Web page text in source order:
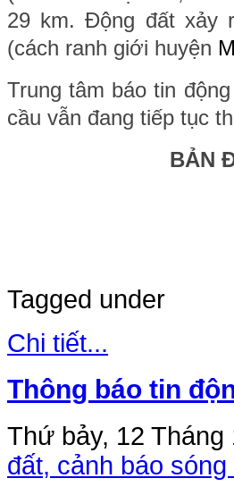
29 km. Động đất xảy
(cách ranh giới huyện
Trung tâm báo tin
cầu vẫn đang tiếp tục
BẢN
Tagged under
Chi tiết...
Thông báo tin
Thứ bảy, 12 Tháng
đất, cảnh báo sóng